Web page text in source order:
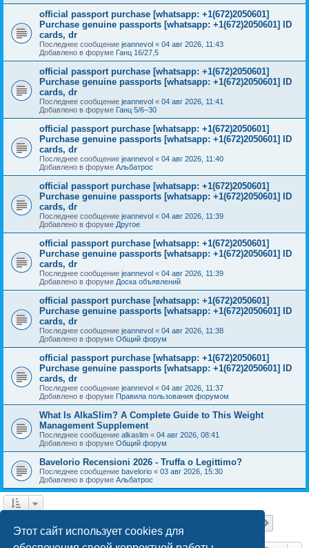
Этот сайт использует cookies для
official passport purchase [whatsapp: +1(672)2050601]
Purchase genuine passports [whatsapp: +1(672)2050601] ID
cards, dr
Последнее сообщение jeannevol « 04 авг 2026, 11:43
Добавлено в форуме Ганц 16/27,5
official passport purchase [whatsapp: +1(672)2050601]
Purchase genuine passports [whatsapp: +1(672)2050601] ID
cards, dr
Последнее сообщение jeannevol « 04 авг 2026, 11:41
Добавлено в форуме Ганц 5/6–30
official passport purchase [whatsapp: +1(672)2050601]
Purchase genuine passports [whatsapp: +1(672)2050601] ID
cards, dr
Последнее сообщение jeannevol « 04 авг 2026, 11:40
Добавлено в форуме Альбатрос
official passport purchase [whatsapp: +1(672)2050601]
Purchase genuine passports [whatsapp: +1(672)2050601] ID
cards, dr
Последнее сообщение jeannevol « 04 авг 2026, 11:39
Добавлено в форуме Другое
official passport purchase [whatsapp: +1(672)2050601]
Purchase genuine passports [whatsapp: +1(672)2050601] ID
cards, dr
Последнее сообщение jeannevol « 04 авг 2026, 11:39
Добавлено в форуме Доска объявлений
official passport purchase [whatsapp: +1(672)2050601]
Purchase genuine passports [whatsapp: +1(672)2050601] ID
cards, dr
Последнее сообщение jeannevol « 04 авг 2026, 11:38
Добавлено в форуме Общий форум
official passport purchase [whatsapp: +1(672)2050601]
Purchase genuine passports [whatsapp: +1(672)2050601] ID
cards, dr
Последнее сообщение jeannevol « 04 авг 2026, 11:37
Добавлено в форуме Правила пользования форумом
What Is AlkaSlim? A Complete Guide to This Weight
Management Supplement
Последнее сообщение alkaslim « 04 авг 2026, 08:41
Добавлено в форуме Общий форум
Bavelorio Recensioni 2026 - Truffa o Legittimo?
Последнее сообщение bavelorio « 03 авг 2026, 15:30
Добавлено в форуме Альбатрос